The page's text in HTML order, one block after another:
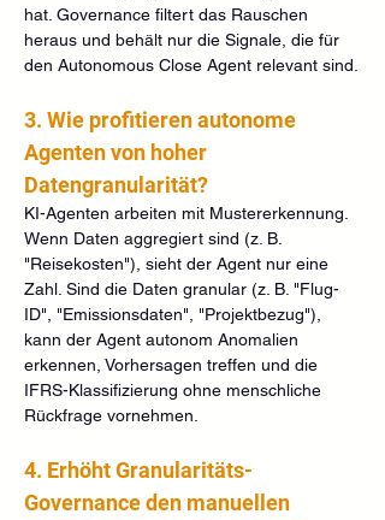
hat. Governance filtert das Rauschen
heraus und behält nur die Signale, die für
den Autonomous Close Agent relevant sind.
3. Wie profitieren autonome
Agenten von hoher
Datengranularität?
KI-Agenten arbeiten mit Mustererkennung.
Wenn Daten aggregiert sind (z. B.
"Reisekosten"), sieht der Agent nur eine
Zahl. Sind die Daten granular (z. B. "Flug-
ID", "Emissionsdaten", "Projektbezug"),
kann der Agent autonom Anomalien
erkennen, Vorhersagen treffen und die
IFRS-Klassifizierung ohne menschliche
Rückfrage vornehmen.
4. Erhöht Granularitäts-
Governance den manuellen